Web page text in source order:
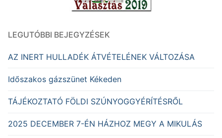
LEGUTÓBBI BEJEGYZÉSEK
AZ INERT HULLADÉK ÁTVÉTELÉNEK VÁLTOZÁSA
Időszakos gázszünet Kékeden
TÁJÉKOZTATÓ FÖLDI SZÚNYOGGYÉRÍTÉSRŐL
2025 DECEMBER 7-ÉN HÁZHOZ MEGY A MIKULÁS